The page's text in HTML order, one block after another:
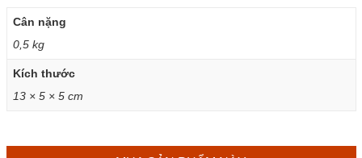
Cân nặng
0,5 kg
Kích thước
13 × 5 × 5 cm